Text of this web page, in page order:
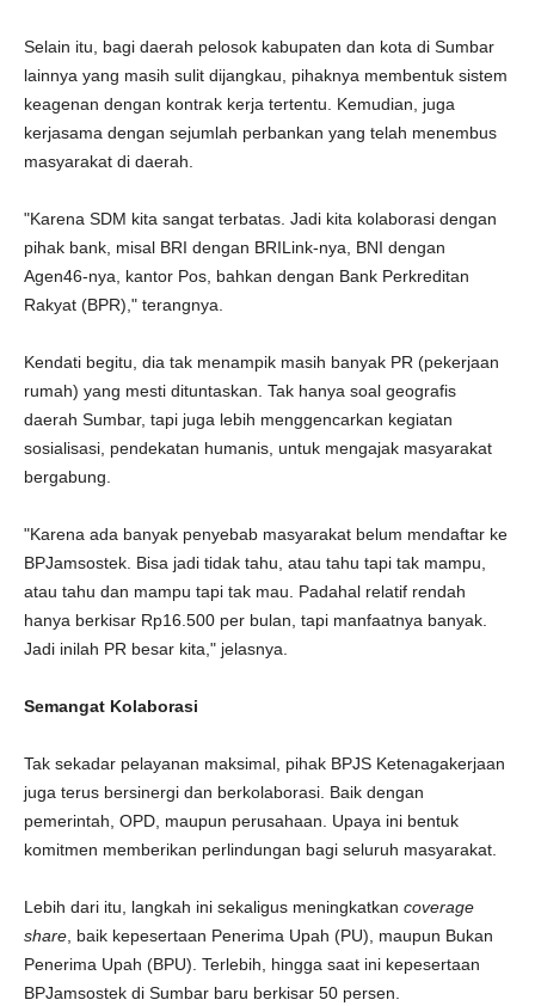
Selain itu, bagi daerah pelosok kabupaten dan kota di Sumbar
lainnya yang masih sulit dijangkau, pihaknya membentuk sistem
keagenan dengan kontrak kerja tertentu. Kemudian, juga
kerjasama dengan sejumlah perbankan yang telah menembus
masyarakat di daerah.
"Karena SDM kita sangat terbatas. Jadi kita kolaborasi dengan
pihak bank, misal BRI dengan BRILink-nya, BNI dengan
Agen46-nya, kantor Pos, bahkan dengan Bank Perkreditan
Rakyat (BPR)," terangnya.
Kendati begitu, dia tak menampik masih banyak PR (pekerjaan
rumah) yang mesti dituntaskan. Tak hanya soal geografis
daerah Sumbar, tapi juga lebih menggencarkan kegiatan
sosialisasi, pendekatan humanis, untuk mengajak masyarakat
bergabung.
"Karena ada banyak penyebab masyarakat belum mendaftar ke
BPJamsostek. Bisa jadi tidak tahu, atau tahu tapi tak mampu,
atau tahu dan mampu tapi tak mau. Padahal relatif rendah
hanya berkisar Rp16.500 per bulan, tapi manfaatnya banyak.
Jadi inilah PR besar kita," jelasnya.
Semangat Kolaborasi
Tak sekadar pelayanan maksimal, pihak BPJS Ketenagakerjaan
juga terus bersinergi dan berkolaborasi. Baik dengan
pemerintah, OPD, maupun perusahaan. Upaya ini bentuk
komitmen memberikan perlindungan bagi seluruh masyarakat.
Lebih dari itu, langkah ini sekaligus meningkatkan coverage
share , baik kepesertaan Penerima Upah (PU), maupun Bukan
Penerima Upah (BPU). Terlebih, hingga saat ini kepesertaan
BPJamsostek di Sumbar baru berkisar 50 persen.